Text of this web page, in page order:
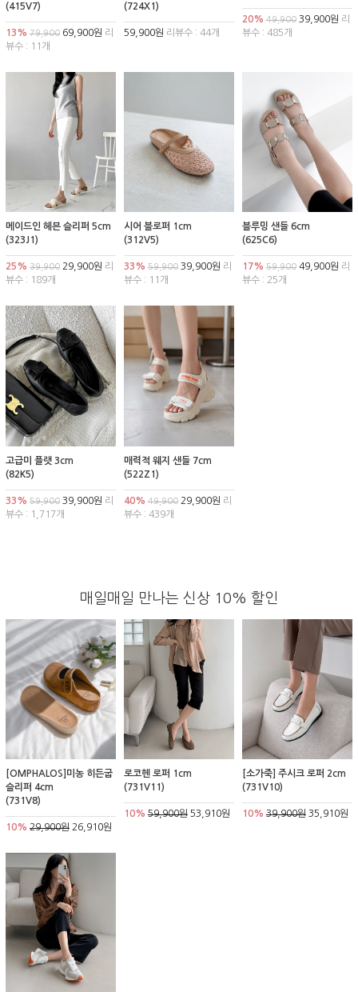
(415V7)
13% 79,900 69,900원 리
뷰수 : 11개
(724X1)
59,900원 리뷰수 : 44개
20% 49,90039,900원 리
뷰수 : 485개
메이드인 헤븐 슬리퍼 5cm
(323J1)
25% 39,900 29,900원 리
뷰수 : 189개
시어 블로퍼 1cm
(312V5)
33% 59,90039,900원 리
뷰수 : 11개
블루밍 샌들 6cm
(625C6)
17% 59,90049,900원 리
뷰수 : 25개
고급미 플랫 3cm
(82K5)
33% 59,900 39,900원 리
뷰수 : 1,717개
매력적 웨지 샌들 7cm
(522Z1)
40% 49,90029,900원 리
뷰수 : 439개
매일매일 만나는 신상 10% 할인
[OMPHALOS]미농 히든굽
슬리퍼 4cm
(731V8)
10% 29,900원 26,910원
로코헨 로퍼 1cm
(731V11)
10% 59,900원53,910원
[소가죽] 주시크 로퍼 2cm
(731V10)
10% 39,900원35,910원